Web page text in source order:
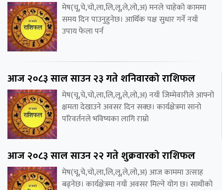
मेष(चू,चे,चो,ला,लि,लू,ले,लो,अ) मनले चाहेको काममा
समय दिन पाउनुहुनेछ। आर्थिक पक्ष सुधार गर्ने नयाँ
उपाय फेला पर्न
आज २०८३ साल साउन २३ गते शनिवारको राशिफल
मेष(चू,चे,चो,ला,लि,लू,ले,लो,अ) नयाँ जिम्मेवारीले आफ्नो
क्षमता देखाउने अवसर दिन सक्छ। कार्यक्षेत्रमा सानो
परिवर्तनले भविष्यका लागि राम्रो
आज २०८३ साल साउन २२ गते शुक्रवारको राशिफल
मेष(चू,चे,चो,ला,लि,लू,ले,लो,अ) आज काममा उत्साह
बढ्नेछ। कार्यक्षेत्रमा नयाँ अवसर मिल्ने योग छ। साथीको